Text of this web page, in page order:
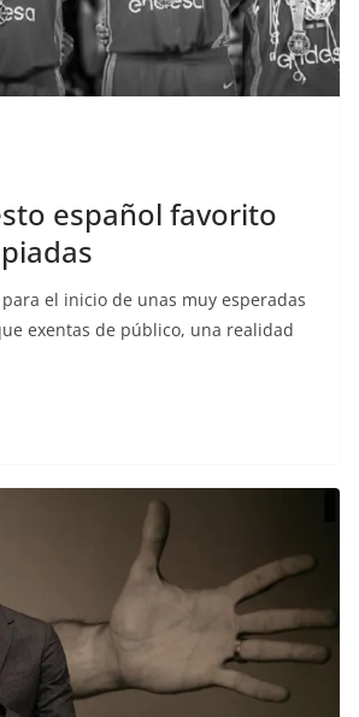
español favorito
el inicio de unas muy esperadas
exentas de público, una realidad